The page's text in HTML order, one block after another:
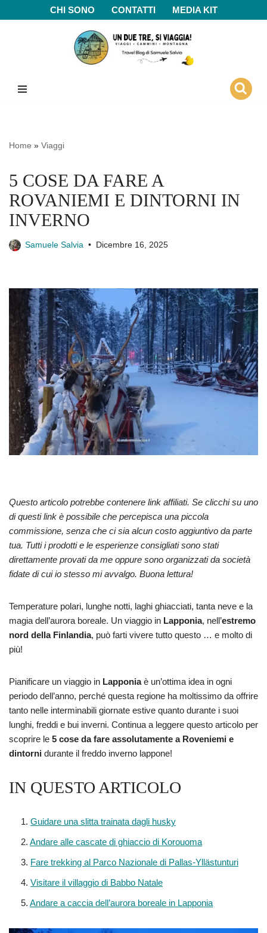
CHI SONO CONTATTI MEDIA KIT
Home » Viaggi
5 COSE DA FARE A
ROVANIEMI E DINTORNI IN
INVERNO
Samuele Salvia Dicembre 16, 2025
Questo articolo potrebbe contenere link affiliati. Se clicchi su uno
di questi link è possibile che percepisca una piccola
commissione, senza che ci sia alcun costo aggiuntivo da parte
tua. Tutti i prodotti e le esperienze consigliati sono stati
direttamente provati da me oppure sono organizzati da società
fidate di cui io stesso mi avvalgo. Buona lettura!
Temperature polari, lunghe notti, laghi ghiacciati, tanta neve e la
magia dell’aurora boreale. Un viaggio in Lapponia, nell’estremo
nord della Finlandia, può farti vivere tutto questo … e molto di
più!
Pianificare un viaggio in Lapponiaè un’ottima idea in ogni
periodo dell’anno, perché questa regione ha moltissimo da offrire
tanto nelle interminabili giornate estive quanto durante i suoi
lunghi, freddi e bui inverni. Continua a leggere questo articolo per
scoprire le 5 cose da fare assolutamente a Roveniemi e
dintorni durante il freddo inverno lappone!
IN QUESTO ARTICOLO
Guidare una slitta trainata dagli husky
Andare alle cascate di ghiaccio di Korouoma
Fare trekking al Parco Nazionale di Pallas-Yllästunturi
Visitare il villaggio di Babbo Natale
Andare a caccia dell’aurora boreale in Lapponia